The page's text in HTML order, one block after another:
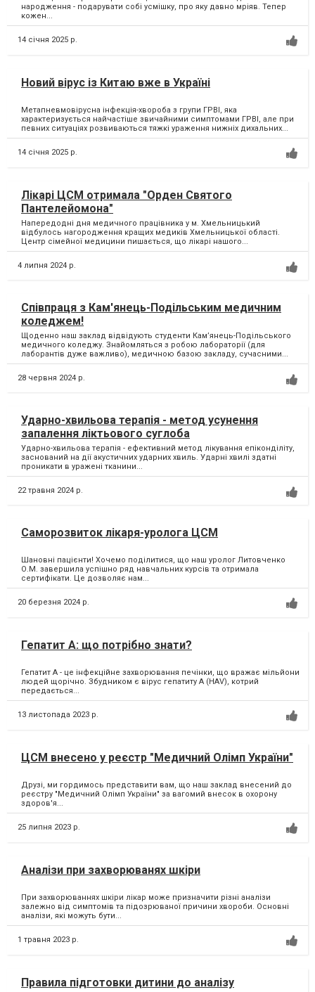
народження - подарувати собі усмішку, про яку давно мріяв. Тепер
кожен...
14 січня 2025 р.
Новий вірус із Китаю вже в Україні
Метапневмовірусна інфекція-хвороба з групи ГРВІ, яка
характеризується найчастіше звичайними симптомами ГРВІ, але при
певних ситуаціях розвиваються тяжкі ураження нижніх дихальних...
14 січня 2025 р.
Лікарі ЦСМ отримала "Орден Святого
Пантелейомона"
Напередодні дня медичного працівника у м. Хмельницький
відбулось нагородження кращих медиків Хмельницької області.
Центр сімейної медицини пишається, що лікарі нашого...
4 липня 2024 р.
Співпраця з Кам'янець-Подільським медичним
коледжем!
Щоденно наш заклад відвідують студенти Камʼянець-Подільського
медичного коледжу. Знайомляться з робою лабораторії (для
лаборантів дуже важливо), медичною базою закладу, сучасними...
28 червня 2024 р.
Ударно-хвильова терапія - метод усунення
запалення ліктьового суглоба
Ударно-хвильова терапія - ефективний метод лікування епіконділіту,
заснований на дії акустичних ударних хвиль. Ударні хвилі здатні
проникати в уражені тканини...
22 травня 2024 р.
Саморозвиток лікаря-уролога ЦСМ
Шановні пацієнти! Хочемо поділитися, що наш уролог Литовченко
О.М. завершила успішно ряд навчальних курсів та отримала
сертифікати. Це дозволяє нам...
20 березня 2024 р.
Гепатит А: що потрібно знати?
Гепатит А - це інфекційне захворювання печінки, що вражає мільйони
людей щорічно. Збудником є вірус гепатиту А (HAV), котрий
передається...
13 листопада 2023 р.
ЦСМ внесено у реєстр "Медичний Олімп України"
Друзі, ми гордимось представити вам, що наш заклад внесений до
реєстру "Медичний Олімп України" за вагомий внесок в охорону
здоров'я...
25 липня 2023 р.
Аналізи при захворюванях шкіри
При захворюваннях шкіри лікар може призначити різні аналізи
залежно від симптомів та підозрюваної причини хвороби. Основні
аналізи, які можуть бути...
1 травня 2023 р.
Правила підготовки дитини до аналізу